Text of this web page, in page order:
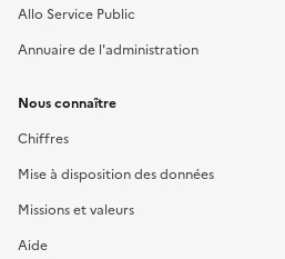
Allo Service Public
Annuaire de l'administration
Nous connaître
Chiffres
Mise à disposition des données
Missions et valeurs
Aide